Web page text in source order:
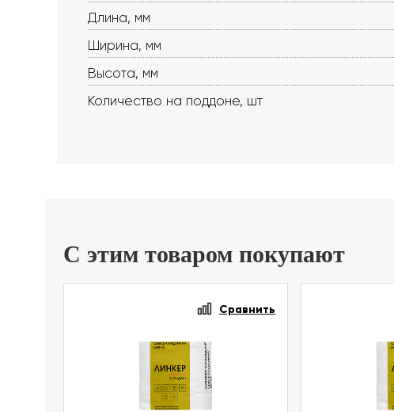
Длина, мм
Ширина, мм
Высота, мм
Количество на поддоне, шт
С этим товаром покупают
Сравнить